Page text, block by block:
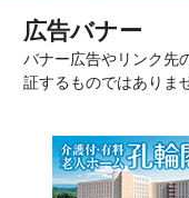
広告バナー
バナー広告やリンク先
証するものではありま